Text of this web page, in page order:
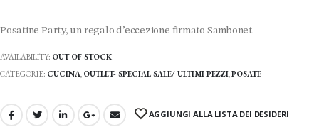
Posatine Party, un regalo d’eccezione firmato Sambonet.
AVAILABILITY: OUT OF STOCK
CATEGORIE: CUCINA OUTLET- SPECIAL SALE/ ULTIMI PEZZI POSATE
AGGIUNGI ALLA LISTA DEI DESIDERI